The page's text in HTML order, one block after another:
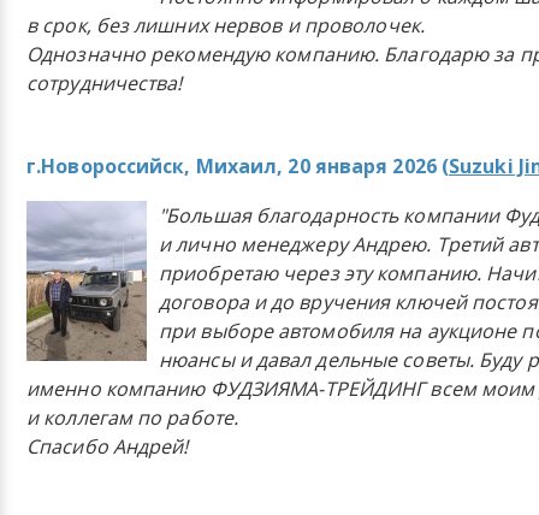
в срок, без лишних нервов и проволочек.
Однозначно рекомендую компанию. Благодарю за
сотрудничества!
г.Новороссийск, Михаил, 20 января 2026 (Suzuki
"Большая благодарность компании
и лично менеджеру Андрею. Третий
приобретаю через эту компанию.
договора и до вручения ключей
при выборе автомобиля на аукционе
нюансы и давал дельные советы. Буду
именно компанию ФУДЗИЯМА-ТРЕЙДИНГ всем моим
и коллегам по работе.
Спасибо Андрей!